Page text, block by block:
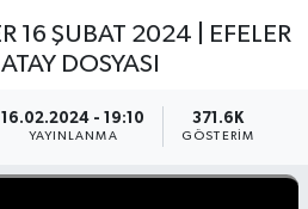
16 ŞUBAT 2024 | EFELER
DOSYASI
16.02.2024 - 19:10
YAYINLANMA
371.6K
GÖSTERIM